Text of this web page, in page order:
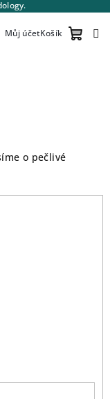
Můj účetKošík
o pečlivé